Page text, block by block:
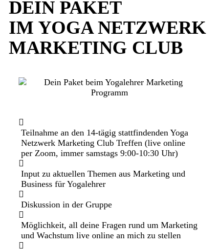
DEIN PAKET
IM YOGA NETZWERK
MARKETING CLUB
Teilnahme an den 14-tägig stattfindenden Yoga
Netzwerk Marketing Club Treffen (live online
per Zoom, immer samstags 9:00-10:30 Uhr)
Input zu aktuellen Themen aus Marketing und
Business für Yogalehrer
Diskussion in der Gruppe
Möglichkeit, all deine Fragen rund um Marketing
und Wachstum live online an mich zu stellen